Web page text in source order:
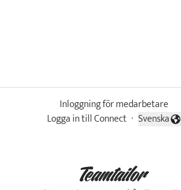
Inloggning för medarbetare
Logga in till Connect · Byt språk
Svenska